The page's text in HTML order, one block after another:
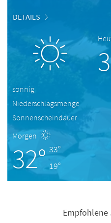
DETAILS
sonnig
Niederschlagsmenge
Sonnenscheindauer
Morgen
32° 33°
19°
Empfohlene